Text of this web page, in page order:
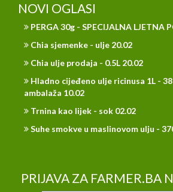
NOVI OGLASI
PERGA 30g - SPECIJALNA LJETNA
Chia sjemenke - ulje 20.02
Chia ulje prodaja - 0.5L 20.02
Hladno cijeđeno ulje ricinusa 1L -
ambalaža 10.02
Trnina kao lijek - sok 02.02
Suhe smokve u maslinovom ulju -
PRIJAVA ZA FARMER.BA